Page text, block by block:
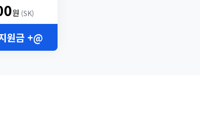
원 (SK)
원금 +@